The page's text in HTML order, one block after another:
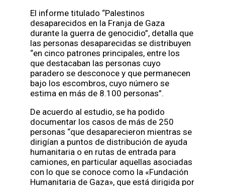
El informe titulado “Palestinos
desaparecidos en la Franja de Gaza
durante la guerra de genocidio”, detalla que
las personas desaparecidas se distribuyen
“en cinco patrones principales, entre los
que destacaban las personas cuyo
paradero se desconoce y que permanecen
bajo los escombros, cuyo número se
estima en más de 8.100 personas”.
De acuerdo al estudio, se ha podido
documentar los casos de más de 250
personas “que desaparecieron mientras se
dirigían a puntos de distribución de ayuda
humanitaria o en rutas de entrada para
camiones, en particular aquellas asociadas
con lo que se conoce como la «Fundación
Humanitaria de Gaza», que está dirigida por